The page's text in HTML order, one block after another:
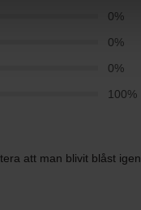
0%
0%
0%
100%
att man blivit blåst igen